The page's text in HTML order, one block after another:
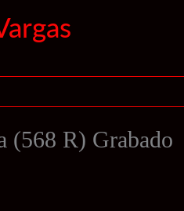
(568 R) Grabado